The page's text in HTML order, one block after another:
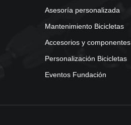
Asesoría personalizada
Mantenimiento Bicicletas
Accesorios y componentes
Personalización Bicicletas
Eventos Fundación